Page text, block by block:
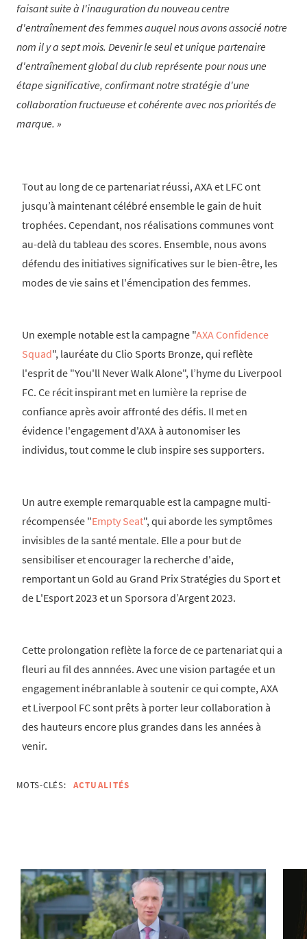
faisant suite à l'inauguration du nouveau centre
d'entraînement des femmes auquel nous avons associé notre
nom il y a sept mois. Devenir le seul et unique partenaire
d'entraînement global du club représente pour nous une
étape significative, confirmant notre stratégie d'une
collaboration fructueuse et cohérente avec nos priorités de
marque.
Tout au long de ce partenariat réussi, AXA et LFC ont
jusqu’à maintenant célébré ensemble le gain de huit
trophées. Cependant, nos réalisations communes vont
au-delà du tableau des scores. Ensemble, nous avons
défendu des initiatives significatives sur le bien-être, les
modes de vie sains et l'émencipation des femmes.
Un exemple notable est la campagne "AXA Confidence
Squad", lauréate du Clio Sports Bronze, qui reflète
l'esprit de "You'll Never Walk Alone", l’hyme du Liverpool
FC. Ce récit inspirant met en lumière la reprise de
confiance après avoir affronté des défis. Il met en
évidence l'engagement d'AXA à autonomiser les
individus, tout comme le club inspire ses supporters.
Un autre exemple remarquable est la campagne multi-
récompensée "Empty Seat", qui aborde les symptômes
invisibles de la santé mentale. Elle a pour but de
sensibiliser et encourager la recherche d'aide,
remportant un Gold au Grand Prix Stratégies du Sport et
de L'Esport 2023 et un Sporsora d’Argent 2023.
Cette prolongation reflète la force de ce partenariat qui a
fleuri au fil des annnées. Avec une vision partagée et un
engagement inébranlable à soutenir ce qui compte, AXA
et Liverpool FC sont prêts à porter leur collaboration à
des hauteurs encore plus grandes dans les années à
venir.
MOTS-CLÉS: ACTUALITÉS